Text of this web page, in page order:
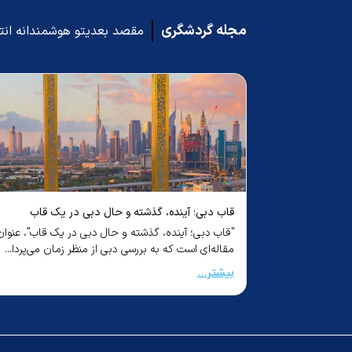
مجله گردشگری مقصد بعدیتو هوشمندانه
قاب دبی؛ آینده، گذشته و حال دبی در یک قاب
"قاب دبی؛ آینده، گذشته و حال دبی در یک قاب"،
مقاله‌ای است که به بررسی دبی از منظر زمان می‌پردا...
بیشتر...